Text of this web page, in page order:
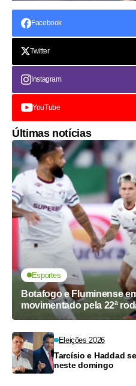
Facebook
Twitter
Instagram
YouTube
Últimas notícias
Esportes
Botafogo e Fluminense
movimentado pela 22ª
Eleições 2026
Tarcísio e Haddad
neste domingo